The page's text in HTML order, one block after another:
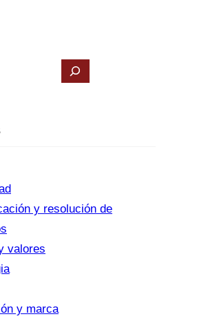
y resolución de
valores
y marca